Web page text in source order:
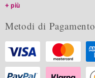
più
Metodi di Pagamento